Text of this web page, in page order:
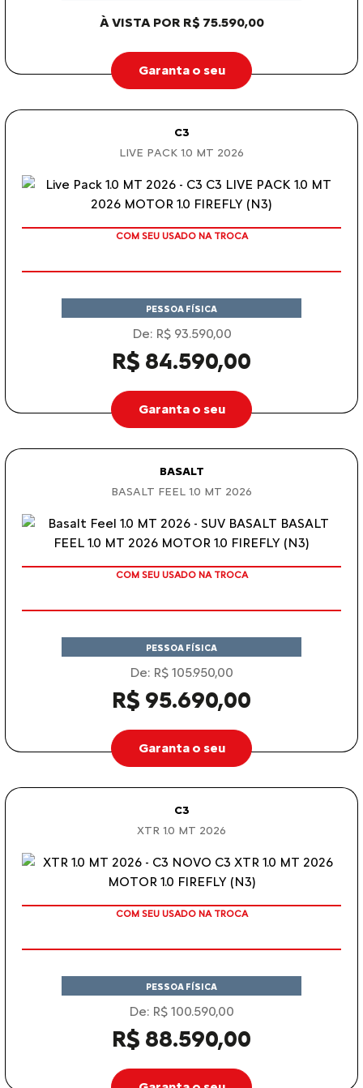
À VISTA POR R$ 75.590,00
Garanta o seu
C3
LIVE PACK 1.0 MT 2026
COM SEU USADO NA TROCA
PESSOA FÍSICA
De: R$ 93.590,00
R$ 84.590,00
Garanta o seu
BASALT
BASALT FEEL 1.0 MT 2026
COM SEU USADO NA TROCA
PESSOA FÍSICA
De: R$ 105.950,00
R$ 95.690,00
Garanta o seu
C3
XTR 1.0 MT 2026
COM SEU USADO NA TROCA
PESSOA FÍSICA
De: R$ 100.590,00
R$ 88.590,00